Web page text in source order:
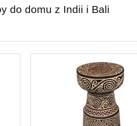
do domu z Indii i Bali